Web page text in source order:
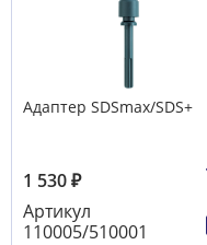
Адаптер SDSmax/SDS+
1 530₽
Артикул
110005/510001